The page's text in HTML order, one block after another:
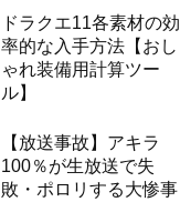
ドラクエ11各素材の効
率的な入手方法【おし
ゃれ装備用計算ツー
ル】
【放送事故】アキラ
100％が生放送で失
敗・ポロリする大惨事